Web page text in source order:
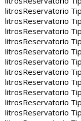
litrosReservatorio
litrosReservatorio
litrosReservatorio
litrosReservatorio
litrosReservatorio
litrosReservatorio
litrosReservatorio
litrosReservatorio
litrosReservatorio
litrosReservatorio
litrosReservatorio